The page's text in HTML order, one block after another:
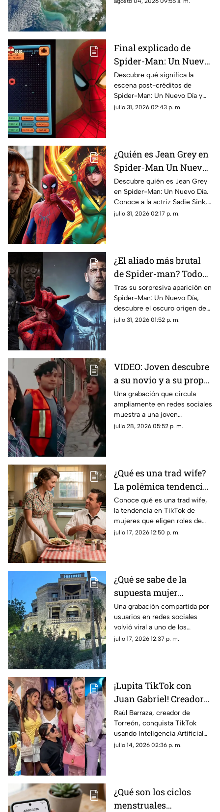
Final explicado de
Spider-Man: Un Nuevo
Día: ¿Por qué Peter está
en el espacio?
Descubre qué significa la
escena post-créditos de
Spider-Man: Un Nuevo Día y
las teorías de por qué Peter
julio 31, 2026 02:43 p. m.
¿Quién es Jean Grey en
Spider-Man Un Nuevo
Día? Sadie Sink y los
mutantes del UCM
Descubre quién es Jean Grey
en Spider-Man: Un Nuevo Día.
Conoce a la actriz Sadie Sink,
sus poderes y su impacto en la
julio 31, 2026 02:17 p. m.
¿El aliado más brutal
de Spider-man? Todo
sobre el oscuro pasado
de The Punisher
Tras su sorpresiva aparición en
Spider-Man: Un Nuevo Día,
descubre el oscuro origen de
Punisher, su paso por el MCU
julio 31, 2026 01:52 p. m.
VIDEO: Joven descubre
a su novio y a su propia
madre saliendo de
hotel
Una grabación que circula
ampliamente en redes sociales
muestra a una joven
enfrentando a su pareja y a su
julio 28, 2026 05:52 p. m.
¿Qué es una trad wife?
La polémica tendencia
VIRAL de amas de casa
Conoce qué es una trad wife,
la tendencia en TikTok de
mujeres que eligen roles de
género tradicionales y por qué
julio 17, 2026 12:50 p. m.
¿Qué se sabe de la
supuesta mujer
fantasma que se hizo
viral en la Casa del
Cerro de Torreón?
Una grabación compartida por
usuarios en redes sociales
volvió viral a uno de los
inmuebles más
julio 17, 2026 12:37 p. m.
¡Lupita TikTok con
Juan Gabriel! Creador
lagunero es VIRAL en
TikTok con videos
hiperrealistas de IA
Raúl Barraza, creador de
Torreón, conquista TikTok
usando Inteligencia Artificial
para crear videos virales de
julio 14, 2026 02:36 p. m.
¿Qué son los ciclos
menstruales